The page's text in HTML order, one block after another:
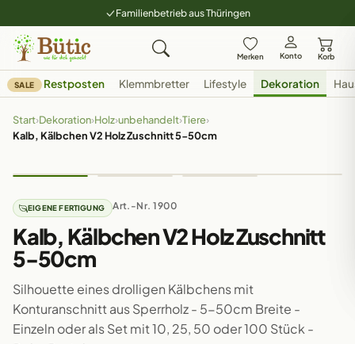
Familienbetrieb aus Thüringen
Merken Konto Korb
SALE Restposten Klemmbretter Lifestyle Dekoration
Start›Dekoration›Holz›unbehandelt›Tiere›
Kalb, Kälbchen V2 Holz Zuschnitt 5-50cm
EIGENE FERTIGUNG Art.-Nr. 1900
Kalb, Kälbchen V2 Holz Zuschnitt
5-50cm
Silhouette eines drolligen Kälbchens mit
Konturanschnitt aus Sperrholz - 5-50cm Breite -
Einzeln oder als Set mit 10, 25, 50 oder 100 Stück -